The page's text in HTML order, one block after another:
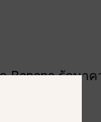
Banana รักษา